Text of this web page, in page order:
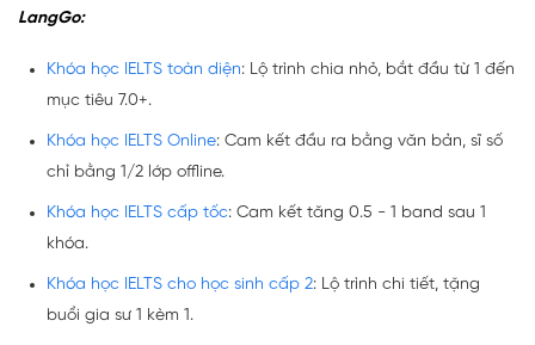
LangGo:
Khóa học IELTS toàn diện: Lộ trình chia nhỏ, bắt đầu từ 1 đến
mục tiêu 7.0+.
Khóa học IELTS Online: Cam kết đầu ra bằng văn bản, sĩ số
chỉ bằng 1/2 lớp offline.
Khóa học IELTS cấp tốc: Cam kết tăng 0.5 - 1 band sau 1
khóa.
Khóa học IELTS cho học sinh cấp 2: Lộ trình chi tiết, tặng
buổi gia sư 1 kèm 1.